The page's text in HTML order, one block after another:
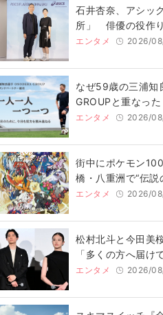
石井杏奈、アシッ
所」 俳優の役作
エンタメ 2026/
なぜ59歳の三浦
GROUPと重なっ
エンタメ 2026/
街中にポケモン
橋・八重洲で“伝
エンタメ 2026/
松村北斗と今田美
「多くの方へ届け
エンタメ 2026/